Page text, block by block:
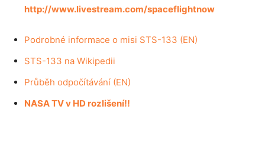
http://www.livestream.com/spaceflightnow
Podrobné informace o misi STS-133 (EN)
STS-133 na Wikipedii
Průběh odpočítávání (EN)
NASA TV v HD rozlišení!!